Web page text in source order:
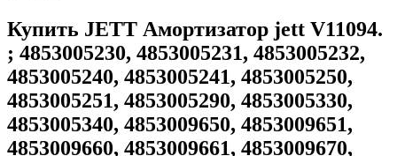
Купить JETT Амортизатор jett V11094.
; 4853005230, 4853005231, 4853005232,
4853005240, 4853005241, 4853005250,
4853005251, 4853005290, 4853005330,
4853005340, 4853009650, 4853009651,
4853009660, 4853009661, 4853009670,